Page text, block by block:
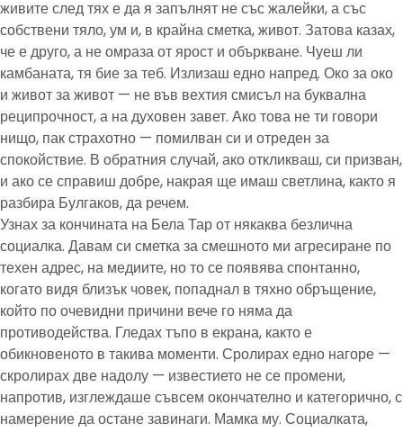
живите след тях е да я запълнят не със жалейки, а със
собствени тяло, ум и, в крайна сметка, живот. Затова казах,
че е друго, а не омраза от ярост и объркване. Чуеш ли
камбаната, тя бие за теб. Излизаш едно напред. Око за око
и живот за живот — не във вехтия смисъл на буквална
реципрочност, а на духовен завет. Ако това не ти говори
нищо, пак страхотно — помилван си и отреден за
спокойствие. В обратния случай, ако откликваш, си призван,
и ако се справиш добре, накрая ще имаш светлина, както я
разбира Булгаков, да речем.
Узнах за кончината на Бела Тар от някаква безлична
социалка. Давам си сметка за смешното ми агресиране по
техен адрес, на медиите, но то се появява спонтанно,
когато видя близък човек, попаднал в тяхно обръщение,
който по очевидни причини вече го няма да
противодейства. Гледах тъпо в екрана, както е
обикновеното в такива моменти. Сролирах едно нагоре —
скролирах две надолу — известието не се промени,
напротив, изглеждаше съвсем окончателно и категорично, с
намерение да остане завинаги. Мамка му. Социалката,